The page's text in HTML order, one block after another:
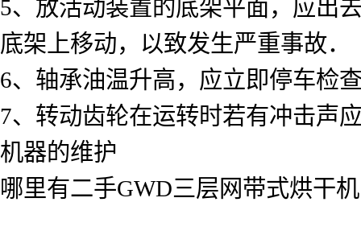
5、放活动装置的底架平面，应出
底架上移动，以致发生严重事故．
6、轴承油温升高，应立即停车检
7、转动齿轮在运转时若有冲击声
机器的维护
哪里有二手GWD三层网带式烘干